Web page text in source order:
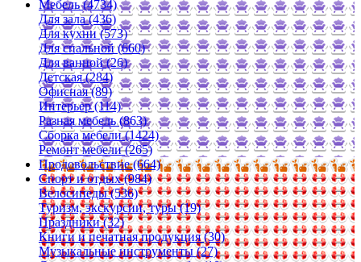
Мебель (4734)
Для зала (436)
Для кухни (573)
Для спальной (660)
Для ванной (26)
Детская (284)
Офисная (89)
Интерьер (114)
Разная мебель (863)
Сборка мебели (1424)
Ремонт мебели (265)
Продовольствие (664)
Спорт и отдых (984)
Велосипеды (536)
Туризм, экскурсии, туры (19)
Праздники (32)
Книги и печатная продукция (30)
Музыкальные инструменты (27)